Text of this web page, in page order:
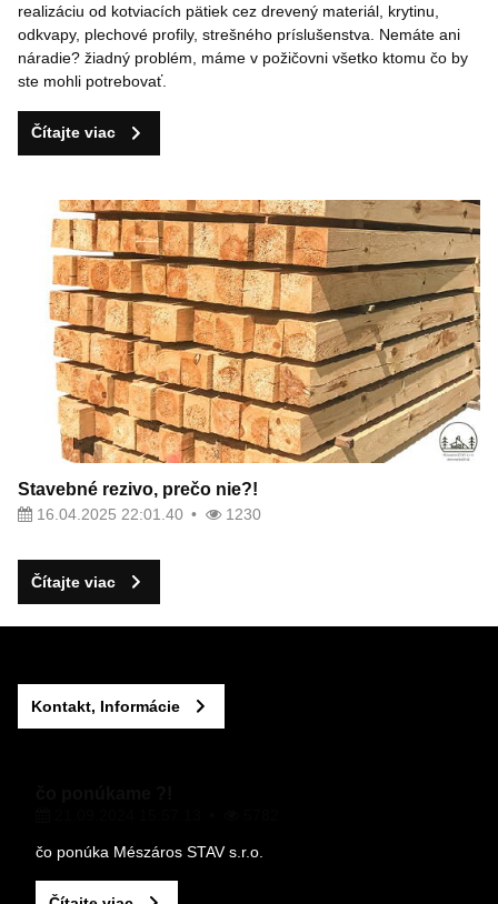
realizáciu od kotviacích pätiek cez drevený materiál, krytinu,
odkvapy, plechové profily, strešného príslušenstva. Nemáte ani
náradie? žiadný problém, máme v požičovni všetko ktomu čo by
ste mohli potrebovať.
Čítajte viac
Stavebné rezivo, prečo nie?!
16.04.2025 22:01.40 1230
Čítajte viac
Kontakt, Informácie
čo ponúka Mészáros STAV s.r.o.